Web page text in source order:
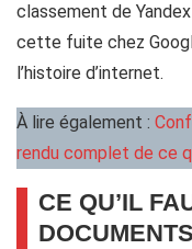
classement de
cette fuite chez
l’histoire d’internet.
À lire également :
rendu complet de ce
CE QU’IL